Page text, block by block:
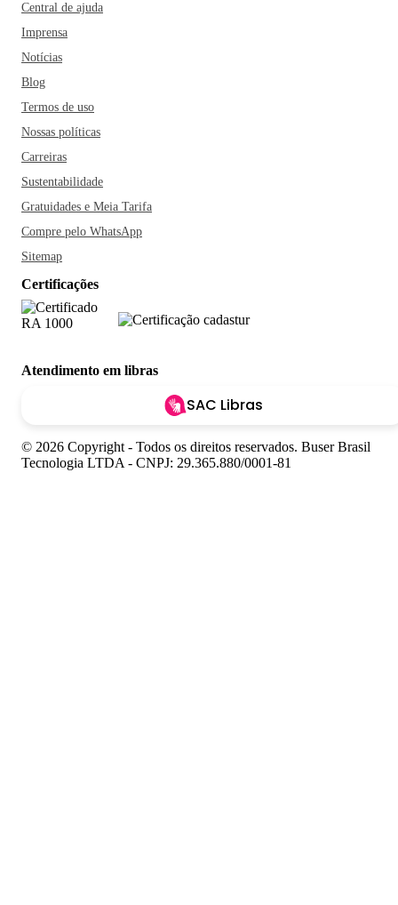
Central de ajuda
Imprensa
Notícias
Blog
Termos de uso
Nossas políticas
Carreiras
Sustentabilidade
Gratuidades e Meia Tarifa
Compre pelo WhatsApp
Sitemap
Certificações
Atendimento em libras
SAC Libras
© 2026 Copyright - Todos os direitos reservados. Buser Brasil
Tecnologia LTDA - CNPJ: 29.365.880/0001-81